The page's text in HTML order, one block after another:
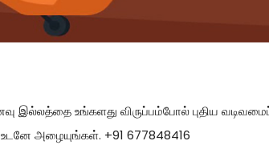
உங்களது விருப்பம்போல் புதிய
உடனே அழையுங்கள். +91 677848416